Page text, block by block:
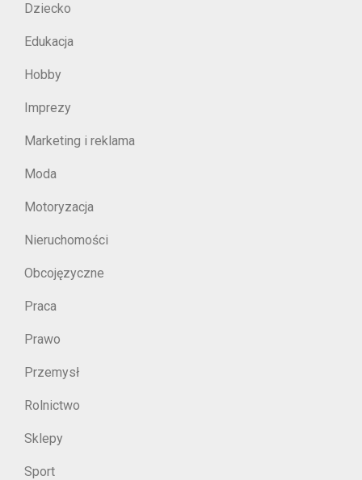
Dziecko
Edukacja
Hobby
Imprezy
Marketing i reklama
Moda
Motoryzacja
Nieruchomości
Obcojęzyczne
Praca
Prawo
Przemysł
Rolnictwo
Sklepy
Sport